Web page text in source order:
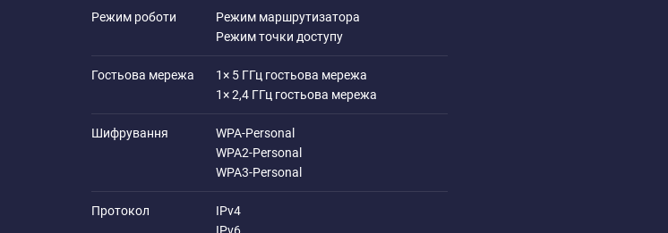
Режим роботи
Режим маршрутизатора
Режим точки доступу
Гостьова мережа
1× 5 ГГц гостьова мережа
1× 2,4 ГГц гостьова мережа
Шифрування
WPA-Personal
WPA2-Personal
WPA3-Personal
Протокол
IPv4